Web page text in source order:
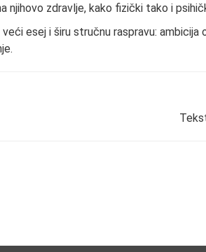
njihovo zdravlje, kako fizički tako i
esej i širu stručnu raspravu: